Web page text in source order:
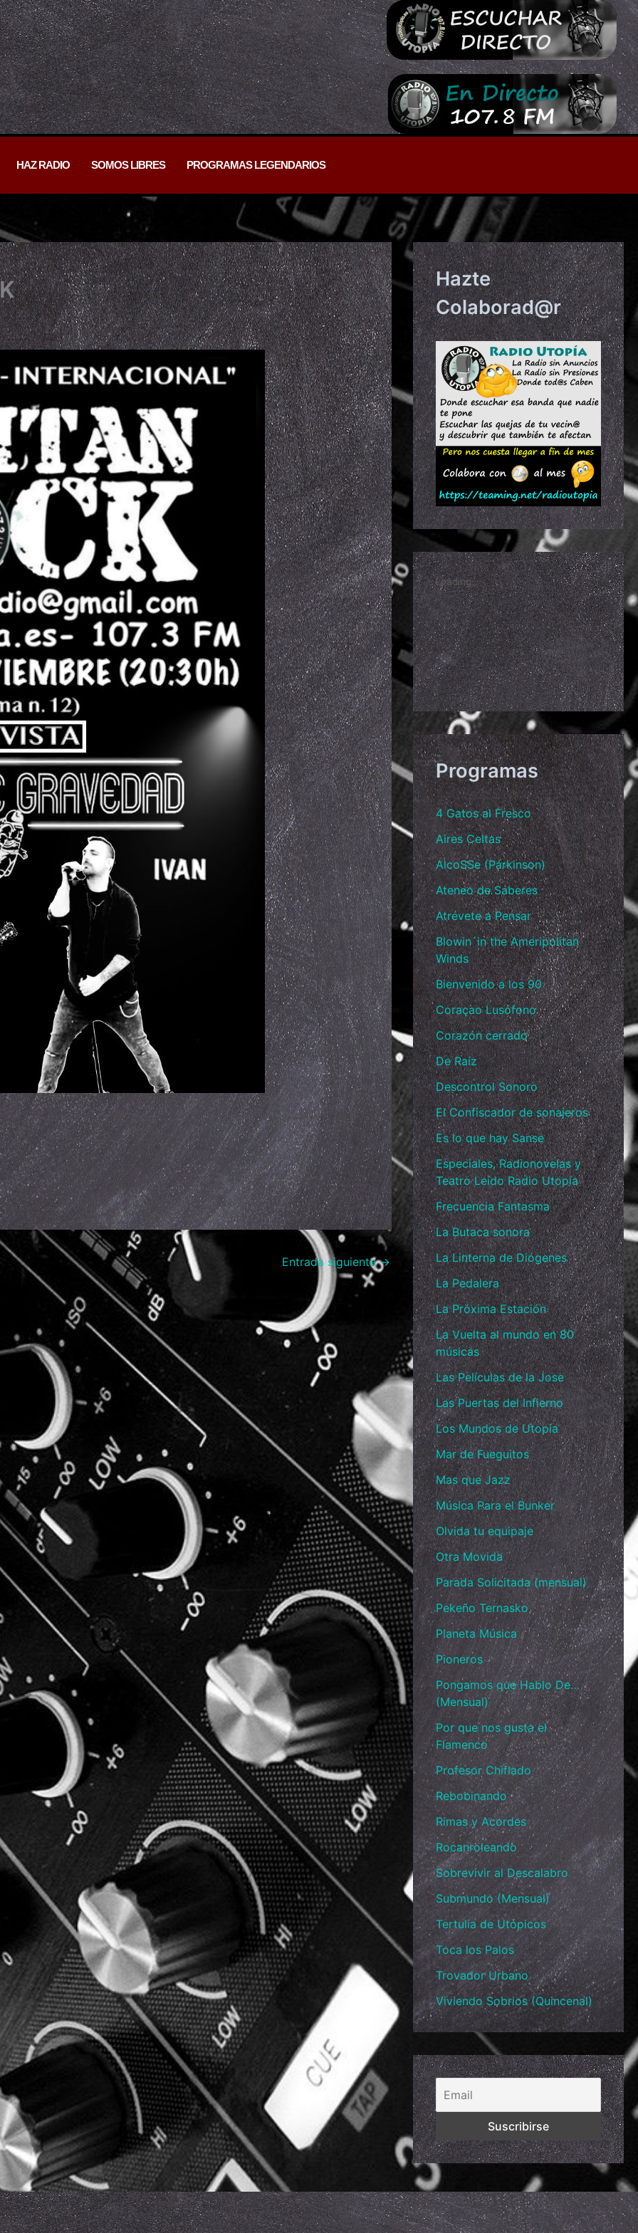
HAZ RADIO SOMOS LIBRES PROGRAMAS LEGENDARIOS
Entrada siguiente→
Hazte
Colaborad@r
Programas
4 Gatos al Fresco
Aires Celtas
AlcoSSe (Párkinson)
Ateneo de Saberes
Atrévete a Pensar
Blowin´in the Ameripolitan
Winds
Bienvenido a los 90
Coraçao Lusófono
Corazón cerrado
De Raíz
Descontrol Sonoro
El Confiscador de sonajeros
Es lo que hay Sanse
Especiales, Radionovelas y
Teatro Leído Radio Utopía
Frecuencia Fantasma
La Butaca sonora
La Linterna de Diógenes
La Pedalera
La Próxima Estación
La Vuelta al mundo en 80
músicas
Las Películas de la Jose
Las Puertas del Infierno
Los Mundos de Utopía
Mar de Fueguitos
Mas que Jazz
Música Para el Bunker
Olvida tu equipaje
Otra Movida
Parada Solicitada (mensual)
Pekeño Ternasko
Planeta Música
Pioneros
Pongamos que Hablo De…
(Mensual)
Por que nos gusta el
Flamenco
Profesor Chiflado
Rebobinando
Rimas y Acordes
Rocanroleando
Sobrevivir al Descalabro
Submundo (Mensual)
Tertulia de Utópicos
Toca los Palos
Trovador Urbano
Viviendo Sobrios (Quincenal)